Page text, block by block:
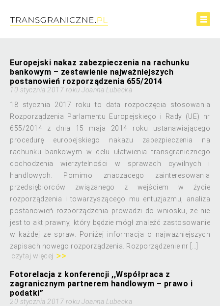
Europejski nakaz zabezpieczenia na rachunku
bankowym – zestawienie najważniejszych
postanowień rozporządzenia 655/2014
10 stycznia 2017 roku Joanna Lubecka
18 stycznia 2017 roku to data rozpoczęcia stosowania
Rozporządzenia Parlamentu Europejskiego i Rady (UE) nr
655/2014 z dnia 15 maja 2014 roku ustanawiającego
procedurę europejskiego nakazu zabezpieczenia na
rachunku bankowym w celu ułatwienia transgranicznego
dochodzenia wierzytelności w sprawach cywilnych i
handlowych. Pomimo znaczącego zainteresowania
przedsiębiorców związanego z wejściem w życie
rozporządzenia i towarzyszącego mu entuzjazmu, analiza
postanowień rozporządzenia prowadzi do wniosku, że nie
jest to akt prawny, który będzie mógł znaleźć zastosowanie
w każdej ze spraw. Poniżej informacja o najważniejszych
zapisach nowego rozporządzenia. Rozporządzenie nr […]
czytaj więcej
Fotorelacja z konferencji ,,Współpraca z
zagranicznym partnerem handlowym – prawo i
podatki”
20 stycznia 2017 roku Joanna Lubecka